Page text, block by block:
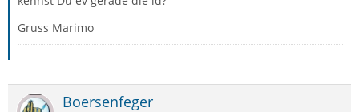
Gruss Marimo
Boersenfeger